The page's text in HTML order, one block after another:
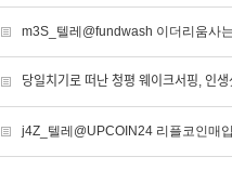
m3S_텔레@fundwash 이더리움사
당일치기로 떠난 청평 웨이크서핑,
j4Z_텔레@UPCOIN24 리플코인매